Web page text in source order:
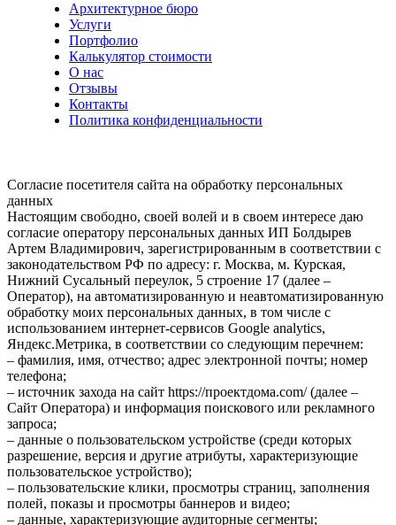
Архитектурное бюро
Услуги
Портфолио
Калькулятор стоимости
О нас
Отзывы
Контакты
Политика конфиденциальности
Согласие посетителя сайта на обработку персональных
данных
Настоящим свободно, своей волей и в своем интересе даю
согласие оператору персональных данных ИП Болдырев
Артем Владимирович, зарегистрированным в соответствии с
законодательством РФ по адресу: г. Москва, м. Курская,
Нижний Сусальный переулок, 5 строение 17 (далее –
Оператор), на автоматизированную и неавтоматизированную
обработку моих персональных данных, в том числе с
использованием интернет-сервисов Google analytics,
Яндекс.Метрика, в соответствии со следующим перечнем:
– фамилия, имя, отчество; адрес электронной почты; номер
телефона;
– источник захода на сайт https://проектдома.com/ (далее –
Сайт Оператора) и информация поискового или рекламного
запроса;
– данные о пользовательском устройстве (среди которых
разрешение, версия и другие атрибуты, характеризующие
пользовательское устройство);
– пользовательские клики, просмотры страниц, заполнения
полей, показы и просмотры баннеров и видео;
– данные, характеризующие аудиторные сегменты;